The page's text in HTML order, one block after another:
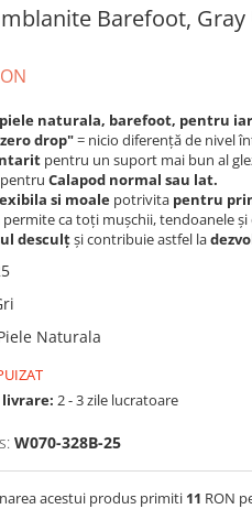
Barefoot,
naturala, barefoot, pentru
drop"= nicio diferență de nivel
pentru un suport mai bun al
Calapod normal sau lat.
si moale potrivita pentru
ca toți mușchii, tendoanele și
desculțși contribuie astfel la
Naturala
2 - 3 zile lucratoare
W070-328B-25
acestui produs primiti 11 RON